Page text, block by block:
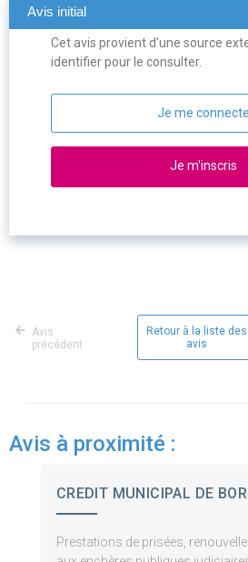
Avis initial
Cet avis provient d'une source
identifier pour le consulter.
Je me connecte
Je m'inscris
Avis
précédent
Retour à la liste des
avis
Avis à proximité :
CREDIT MUNICIPAL DE
Prestations de prisées,